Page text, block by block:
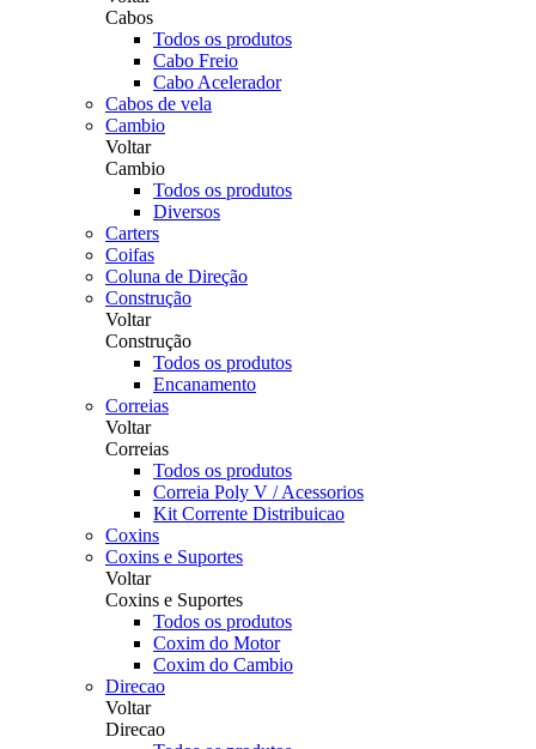
Cabos
Todos os produtos
Cabo Freio
Cabo Acelerador
Cabos de vela
Cambio
Voltar
Cambio
Todos os produtos
Diversos
Carters
Coifas
Coluna de Direção
Construção
Voltar
Construção
Todos os produtos
Encanamento
Correias
Voltar
Correias
Todos os produtos
Correia Poly V / Acessorios
Kit Corrente Distribuicao
Coxins
Coxins e Suportes
Voltar
Coxins e Suportes
Todos os produtos
Coxim do Motor
Coxim do Cambio
Direcao
Voltar
Direcao